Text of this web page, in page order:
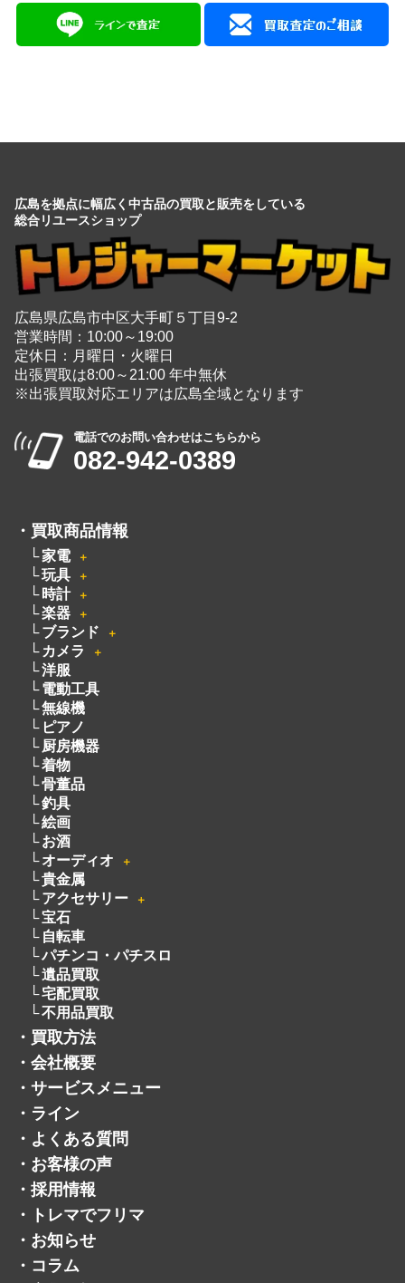
広島を拠点に幅広く中古品の買取と販売をしている
総合リユースショップ
広島県広島市中区大手町５丁目9-2
営業時間：10:00～19:00
定休日：月曜日・火曜日
出張買取は8:00～21:00 年中無休
※出張買取対応エリアは広島全域となります
電話でのお問い合わせはこちらから
082-942-0389
・ 買取商品情報
家電 ＋
玩具 ＋
時計 ＋
楽器 ＋
ブランド ＋
カメラ ＋
洋服
電動工具
無線機
ピアノ
厨房機器
着物
骨董品
釣具
絵画
お酒
オーディオ
＋
貴金属
アクセサリー
＋
宝石
自転車
パチンコ・パチスロ
遺品買取
宅配買取
不用品買取
・ 買取方法
・ 会社概要
・ サービスメニュー
・ ライン
・ よくある質問
・ お客様の声
・ 採用情報
・
トレマでフリマ
・ お知らせ
・ コラム